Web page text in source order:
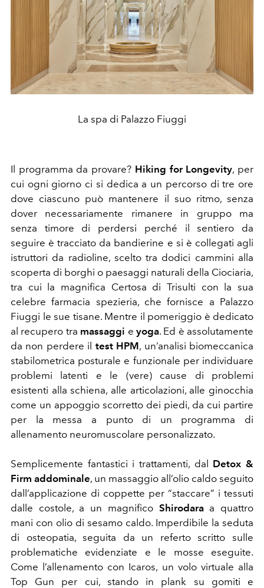
La spa di Palazzo Fiuggi
Il programma da provare? Hiking for Longevity, per
cui ogni giorno ci si dedica a un percorso di tre ore
dove ciascuno può mantenere il suo ritmo, senza
dover necessariamente rimanere in gruppo ma
senza timore di perdersi perché il sentiero da
seguire è tracciato da bandierine e si è collegati agli
istruttori da radioline, scelto tra dodici cammini alla
scoperta di borghi o paesaggi naturali della Ciociaria,
tra cui la magnifica Certosa di Trisulti con la sua
celebre farmacia spezieria, che fornisce a Palazzo
Fiuggi le sue tisane. Mentre il pomeriggio è dedicato
al recupero tra massaggi e yoga. Ed è assolutamente
da non perdere il test HPM, un’analisi biomeccanica
stabilometrica posturale e funzionale per individuare
problemi latenti e le (vere) cause di problemi
esistenti alla schiena, alle articolazioni, alle ginocchia
come un appoggio scorretto dei piedi, da cui partire
per la messa a punto di un programma di
allenamento neuromuscolare personalizzato.
Semplicemente fantastici i trattamenti, dal Detox &
Firm addominale, un massaggio all’olio caldo seguito
dall’applicazione di coppette per “staccare” i tessuti
dalle costole, a un magnifico Shirodaraa quattro
mani con olio di sesamo caldo. Imperdibile la seduta
di osteopatia, seguita da un referto scritto sulle
problematiche evidenziate e le mosse eseguite.
Come l’allenamento con Icaros, un volo virtuale alla
Top Gun per cui, stando in plank su gomiti e